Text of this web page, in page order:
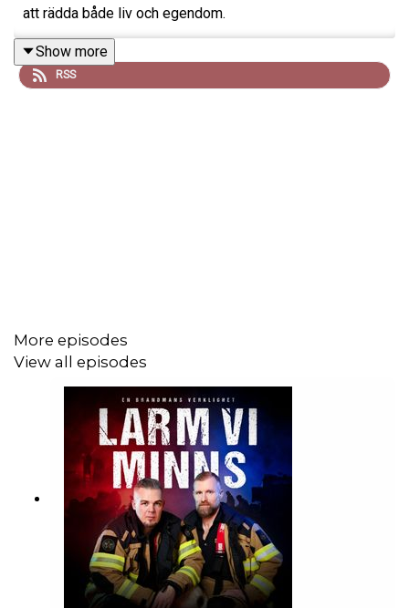
att rädda både liv och egendom.
Mejla dina lyssnarfrågor till hej@larmviminns.se och följ
Show more
RSS
More episodes
View all episodes